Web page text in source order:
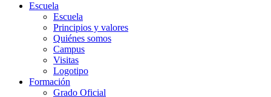
Escuela
Escuela
Principios y valores
Quiénes somos
Campus
Visitas
Logotipo
Formación
Grado Oficial